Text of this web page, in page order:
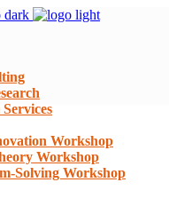
Workshop
Workshop
Solving Workshop